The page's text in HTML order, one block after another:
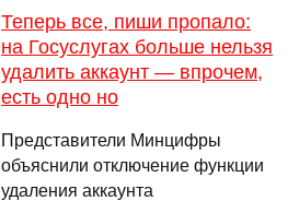
Теперь все, пиши пропало:
на Госуслугах больше нельзя
удалить аккаунт — впрочем,
есть одно но
Представители Минцифры
объяснили отключение функции
удаления аккаунта